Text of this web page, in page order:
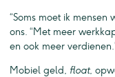
“Soms moet ik mensen
ons. “Met meer
en ook meer
Mobiel geld, float,